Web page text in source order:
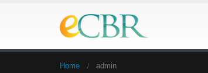
Home admin